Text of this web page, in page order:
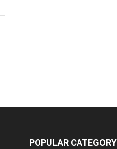
POPULAR CATEGORY